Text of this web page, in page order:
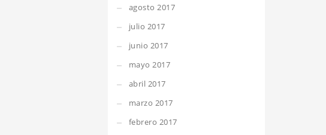
agosto 2017
julio 2017
junio 2017
mayo 2017
abril 2017
marzo 2017
febrero 2017